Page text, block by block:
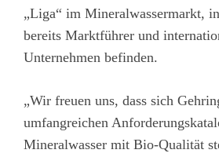
„Liga“ im Mineralwassermarkt,
bereits Marktführer und
Unternehmen befinden.
„Wir freuen uns, dass sich
umfangreichen
Mineralwasser mit Bio-Qualität